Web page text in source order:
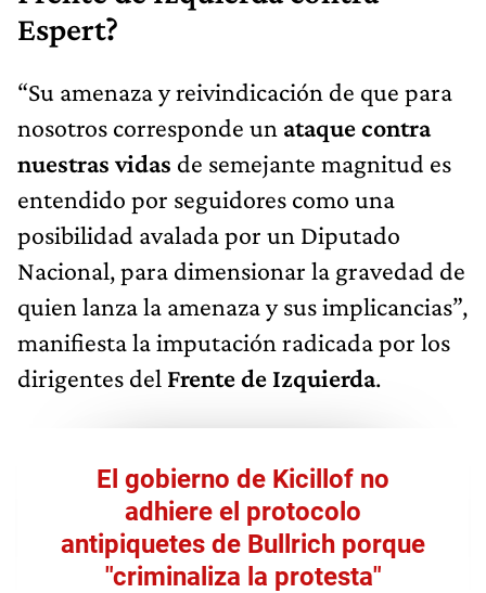
Espert?
“Su amenaza y reivindicación de que para
nosotros corresponde un ataque contra
nuestras vidas de semejante magnitud es
entendido por seguidores como una
posibilidad avalada por un Diputado
Nacional, para dimensionar la gravedad de
quien lanza la amenaza y sus implicancias”,
manifiesta la imputación radicada por los
dirigentes del Frente de Izquierda.
El gobierno de Kicillof no
adhiere el protocolo
antipiquetes de Bullrich porque
"criminaliza la protesta"